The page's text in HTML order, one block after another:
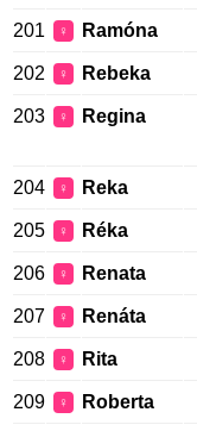
201 ♀ Ramóna
202 ♀ Rebeka
203 ♀ Regina
204 ♀ Reka
205 ♀ Réka
206 ♀ Renata
207 ♀ Renáta
208 ♀ Rita
209 ♀ Roberta